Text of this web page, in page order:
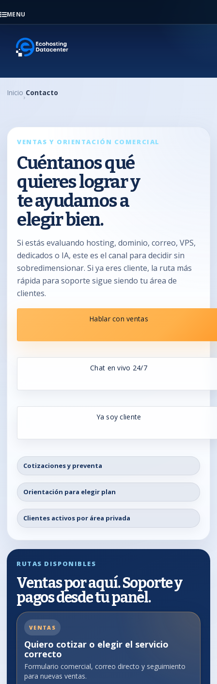
MENU
Inicio Contacto
VENTAS Y ORIENTACIÓN COMERCIAL
Cuéntanos qué
quieres lograr y
te ayudamos a
elegir bien.
Si estás evaluando hosting, dominio, correo, VPS,
dedicados o IA, este es el canal para decidir sin
sobredimensionar. Si ya eres cliente, la ruta más
rápida para soporte sigue siendo tu área de
clientes.
Hablar con ventas
Chat en vivo 24/7
Ya soy cliente
Cotizaciones y preventa
Orientación para elegir plan
Clientes activos por área privada
RUTAS DISPONIBLES
Ventas por aquí. Soporte y
pagos desde tu panel.
VENTAS
Quiero cotizar o elegir el servicio
correcto
Formulario comercial, correo directo y seguimiento
para nuevas ventas.